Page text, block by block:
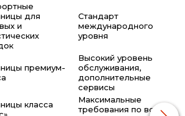
для
и
Стандарт
международного
уровня
премиум-
Высокий уровень
обслуживания,
дополнительные
сервисы
класса
Максимальные
требования по всем